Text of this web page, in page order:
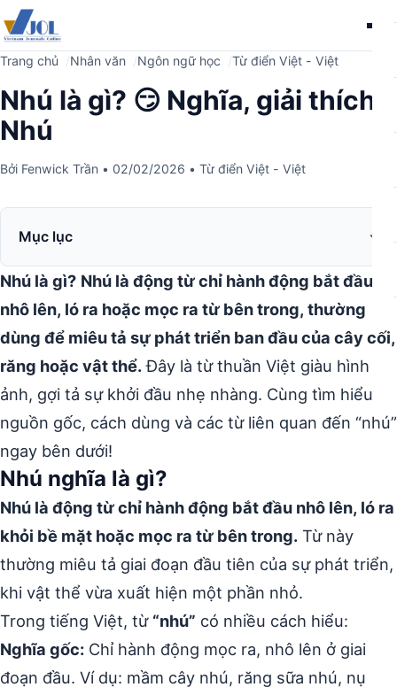
Trang chủ Nhân văn Ngôn ngữ học Từ điển Việt - Việt
Nhú là gì? 😏 Nghĩa, giải thích
Nhú
Bởi Fenwick Trần • 02/02/2026 • Từ điển Việt - Việt
Mục lục
Nhú là gì? Nhú là động từ chỉ hành động bắt đầu
nhô lên, ló ra hoặc mọc ra từ bên trong, thường
dùng để miêu tả sự phát triển ban đầu của cây cối,
răng hoặc vật thể.Đây là từ thuần Việt giàu hình
ảnh, gợi tả sự khởi đầu nhẹ nhàng. Cùng tìm hiểu
nguồn gốc, cách dùng và các từ liên quan đến “nhú”
ngay bên dưới!
Nhú nghĩa là gì?
Nhú là động từ chỉ hành động bắt đầu nhô lên, ló ra
khỏi bề mặt hoặc mọc ra từ bên trong. Từ này
thường miêu tả giai đoạn đầu tiên của sự phát triển,
khi vật thể vừa xuất hiện một phần nhỏ.
Trong tiếng Việt, từ “nhú” có nhiều cách hiểu:
Nghĩa gốc: Chỉ hành động mọc ra, nhô lên ở giai
đoạn đầu. Ví dụ: mầm cây nhú, răng sữa nhú, nụ